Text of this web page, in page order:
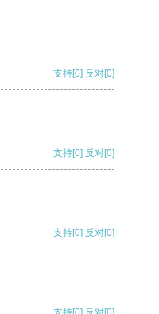
支持[0] 反对[0]
支持[0] 反对[0]
支持[0] 反对[0]